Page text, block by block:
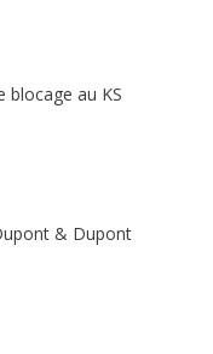
blocage au KS
& Dupont